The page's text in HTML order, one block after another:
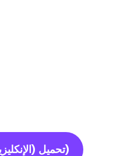
تحميل(الإنكليزية)